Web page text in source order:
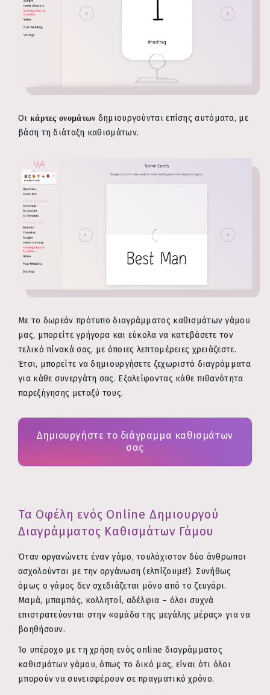
Οι κάρτες ονομάτων δημιουργούνται επίσης αυτόματα, με
βάση τη διάταξη καθισμάτων.
Με το δωρεάν πρότυπο διαγράμματος καθισμάτων γάμου
μας, μπορείτε γρήγορα και εύκολα να κατεβάσετε τον
τελικό πίνακά σας, με όποιες λεπτομέρειες χρειάζεστε.
Έτσι, μπορείτε να δημιουργήσετε ξεχωριστά διαγράμματα
για κάθε συνεργάτη σας. Εξαλείφοντας κάθε πιθανότητα
παρεξήγησης μεταξύ τους.
Δημιουργήστε το διάγραμμα καθισμάτων
σας
Τα Οφέλη ενός Online Δημιουργού
Διαγράμματος Καθισμάτων Γάμου
Όταν οργανώνετε έναν γάμο, τουλάχιστον δύο άνθρωποι
ασχολούνται με την οργάνωση (ελπίζουμε!). Συνήθως
όμως ο γάμος δεν σχεδιάζεται μόνο από το ζευγάρι.
Μαμά, μπαμπάς, κολλητοί, αδέλφια – όλοι συχνά
επιστρατεύονται στην «ομάδα της μεγάλης μέρας» για να
βοηθήσουν.
Το υπέροχο με τη χρήση ενός online διαγράμματος
καθισμάτων γάμου, όπως το δικό μας, είναι ότι όλοι
μπορούν να συνεισφέρουν σε πραγματικό χρόνο.